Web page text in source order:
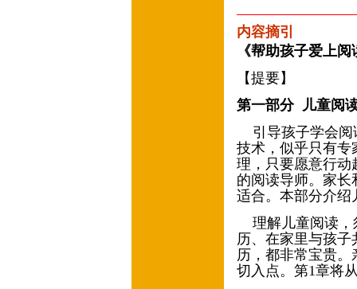
内容摘引
《帮助孩子爱上
【提要】
第一部分 儿童阅
引导孩子学会
技术，似乎只有专
理，只要愿意行动
的阅读导师。家
适合。本部分介绍
理解儿童阅读
历、在家里与孩
历，都非常宝贵
切入点。第1章将